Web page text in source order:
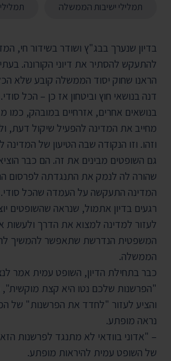
תמלילי ישיבות הממשלה
בדיון שנערך בבג"ץ ושודר בשידור חי,
להתעקש להסתיר את דיוני הקורונה.
הראנו שחוק יסוד הממשלה קובע שלא
דנה בנושאי חוץ וביטחון אז כן – הכל
בנושאים אחרים, אזרחיים במובהק, כמו
מחייב את המדינה להפעיל שיקול דעת,
וזהו. וזו הנקודה שבה הטיעון של
גם השופטים מבינים את זה. הם כבר
שהורה לה לנמק את התנגדתה לפרסום
המדינה התעקשה על העמדה שהכל סודי.
רגעים בדיון אתמול, שנראה שהשופטים
לעזור למדינה למצוא את הדרך ולעשות
המשפטית הנדרשת שתאפשר להמשיך
הממשלה.
כבר בתחילת הדיון, השופט עמית אמר
"הפרשנות שלכם נטו היא קצת מוקשית",
והציע לעזור "לחדד את הפרשנות" של
נראה מופתע.
– "אדוני בוודאי לא מתנגד לפרשנות
של השופט עמית להיראות מופתע.